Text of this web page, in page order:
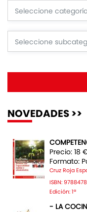
NOVEDADES >>
Precio: 18
Formato:
Cruz Roja
ISBN:
Edición: 1ª
- LA